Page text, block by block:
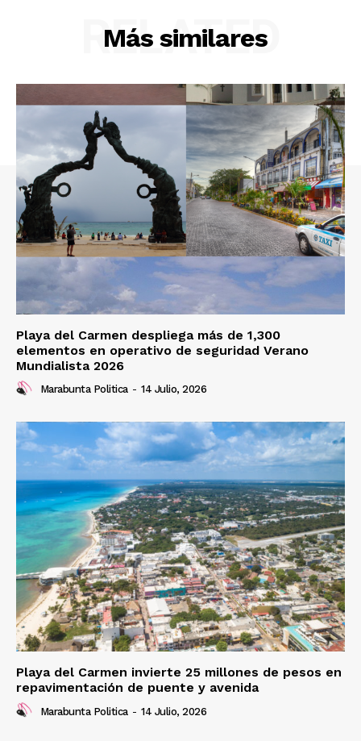
Más similares
RELATED
Playa del Carmen despliega más de 1,300
elementos en operativo de seguridad Verano
Mundialista 2026
Marabunta Politica - 14 Julio, 2026
Playa del Carmen invierte 25 millones de pesos en
repavimentación de puente y avenida
Marabunta Politica - 14 Julio, 2026